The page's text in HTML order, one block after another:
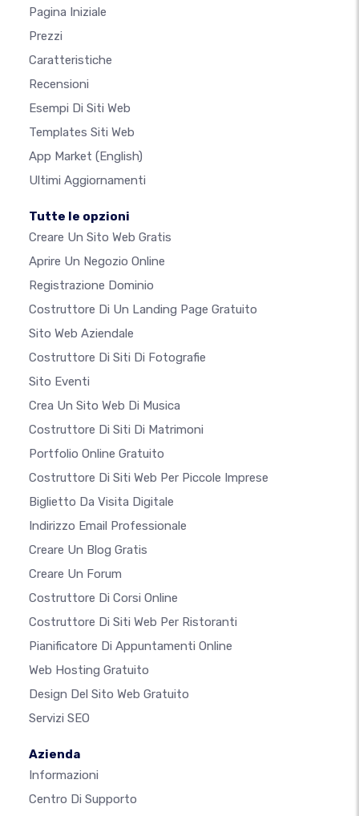
Pagina Iniziale
Prezzi
Caratteristiche
Recensioni
Esempi Di Siti Web
Templates Siti Web
App Market (English)
Ultimi Aggiornamenti
Tutte le opzioni
Creare Un Sito Web Gratis
Aprire Un Negozio Online
Registrazione Dominio
Costruttore Di Un Landing Page Gratuito
Sito Web Aziendale
Costruttore Di Siti Di Fotografie
Sito Eventi
Crea Un Sito Web Di Musica
Costruttore Di Siti Di Matrimoni
Portfolio Online Gratuito
Costruttore Di Siti Web Per Piccole Imprese
Biglietto Da Visita Digitale
Indirizzo Email Professionale
Creare Un Blog Gratis
Creare Un Forum
Costruttore Di Corsi Online
Costruttore Di Siti Web Per Ristoranti
Pianificatore Di Appuntamenti Online
Web Hosting Gratuito
Design Del Sito Web Gratuito
Servizi SEO
Azienda
Informazioni
Centro Di Supporto